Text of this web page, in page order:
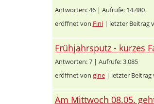
Antworten: 46 | Aufrufe: 14.480
eröffnet von Fini| letzter Beitrag
Frühjahrsputz - kurzes
Antworten: 7 | Aufrufe: 3.085
eröffnet von gine| letzter Beitrag
Am Mittwoch 08.05.